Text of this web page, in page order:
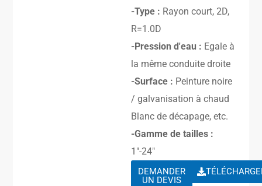
-Type : Rayon court, 2D,
R=1.0D
-Pression d'eau : Egale à
la même conduite droite
-Surface : Peinture noire
/ galvanisation à chaud
Blanc de décapage, etc.
-Gamme de tailles :
1″-24″
DEMANDER
UN DEVIS